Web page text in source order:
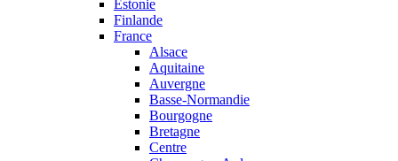
Estonie
Finlande
France
Alsace
Aquitaine
Auvergne
Basse-Normandie
Bourgogne
Bretagne
Centre